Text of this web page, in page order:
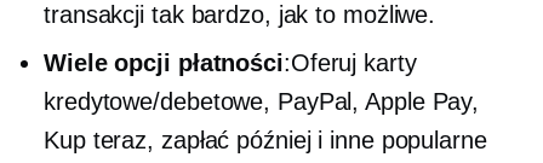
transakcji tak bardzo, jak to możliwe.
Wiele opcji płatności:Oferuj karty
kredytowe/debetowe, PayPal, Apple Pay,
Kup teraz, zapłać później i inne popularne